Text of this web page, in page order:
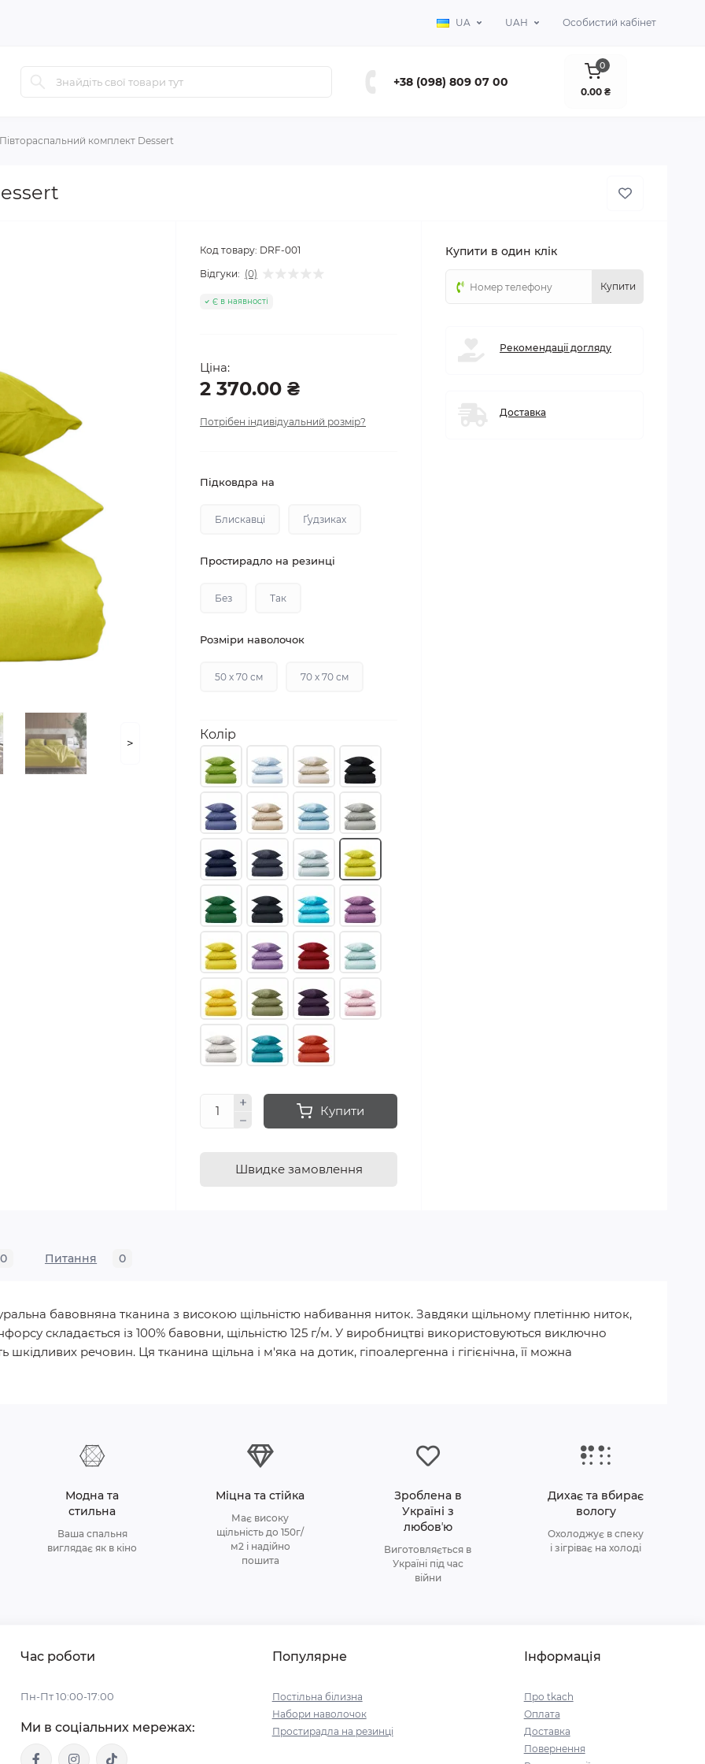
UA UAH Особистий кабінет
+38 (098) 809 07 00
0
0.00 ₴
Півтораспальний комплект Dessert
>
Код товару: DRF-001
Відгуки: (0)
Є в наявності
Ціна:
2 370.00 ₴
Потрібен індивідуальний розмір?
Підковдра на
Блискавці Ґудзиках
Простирадло на резинці
Без Так
Розміри наволочок
50 х 70 см 70 х 70 см
Колір
Купити
Швидке замовлення
Купити в один клік
Купити
Рекомендації догляду
Доставка
0 Питання 0
бавовняна тканина з високою щільністю набивання ниток. Завдяки щільному плетінню ниток,
складається із 100% бавовни, щільністю 125 г/м. У виробництві використовуються виключно
речовин. Ця тканина щільна і м'яка на дотик, гіпоалергенна і гігієнічна, її можна
Модна та
стильна
Ваша спальня
виглядає як в кіно
Міцна та стійка
Має високу
щільність до 150г/
м2 і надійно
пошита
Зроблена в
Україні з
любовʼю
Виготовляється в
Україні під час
війни
Дихає та вбирає
вологу
Охолоджує в спеку
і зігріває на холоді
Час роботи
Пн-Пт 10:00-17:00
Ми в соціальних мережах:
Популярне
Постільна білизна
Набори наволочок
Простирадла на резинці
Інформація
Про tkach
Оплата
Доставка
Повернення